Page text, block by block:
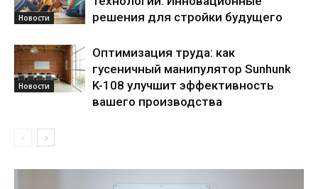
Новости
решения для стройки будущего
Новости
Оптимизация труда: как
гусеничный манипулятор Sunhunk
K-108 улучшит эффективность
вашего производства